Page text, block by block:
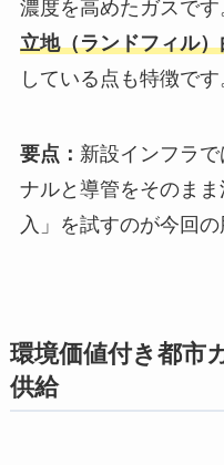
濃度を高めたガスです
立地（ランドフィル
している点も特徴です
要点： 新設インフラ
ナルと導管をそのま
入」を試すのが今回の
環境価値付き都市
供給